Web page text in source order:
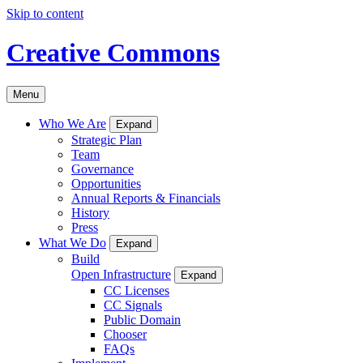
Skip to content
Creative Commons
Menu
Who We Are Expand
Strategic Plan
Team
Governance
Opportunities
Annual Reports & Financials
History
Press
What We Do
Expand
Build
Open Infrastructure
Expand
CC Licenses
CC Signals
Public Domain
Chooser
FAQs